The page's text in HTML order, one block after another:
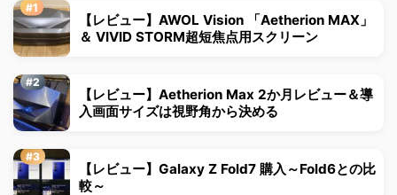
【レビュー】AWOL Vision 「Aetherion MAX」
＆ VIVID STORM超短焦点用スクリーン
【レビュー】Aetherion Max 2か月レビュー＆導
入画面サイズは視野角から決める
【レビュー】Galaxy Z Fold7 購入～Fold6との比
較～